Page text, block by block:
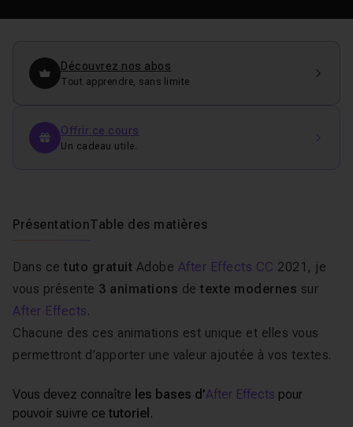
Découvrez nos abos
Tout apprendre, sans limite
Offrir ce cours
Un cadeau utile.
PrésentationTable des matières
Dans ce tuto gratuit Adobe After Effects CC 2021, je
vous présente 3 animations de texte modernes sur
After Effects.
Chacune des ces animations est unique et elles vous
permettront d’apporter une valeur ajoutée à vos textes.
Vous devez connaître les bases d’After Effects pour
pouvoir suivre ce tutoriel .